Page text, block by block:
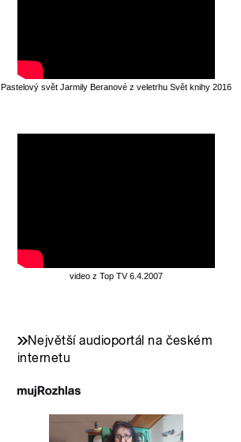
Pastelový svět Jarmily Beranové z veletrhu Svět knihy 2016
video z Top TV 6.4.2007